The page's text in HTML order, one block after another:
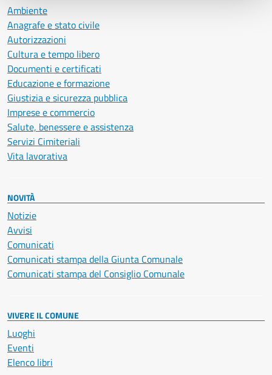
Ambiente
Anagrafe e stato civile
Autorizzazioni
Cultura e tempo libero
Documenti e certificati
Educazione e formazione
Giustizia e sicurezza pubblica
Imprese e commercio
Salute, benessere e assistenza
Servizi Cimiteriali
Vita lavorativa
NOVITÀ
Notizie
Avvisi
Comunicati
Comunicati stampa della Giunta Comunale
Comunicati stampa del Consiglio Comunale
VIVERE IL COMUNE
Luoghi
Eventi
Elenco libri